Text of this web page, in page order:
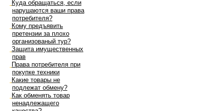
Куда обращаться, если
нарушаются ваши права
потребителя?
Кому предъявить
претензии за плохо
организованый тур?
Защита имущественных
прав
Права потребителя при
покупке техники
Какие товары не
подлежат обмену?
Как обменять товар
ненадлежащего